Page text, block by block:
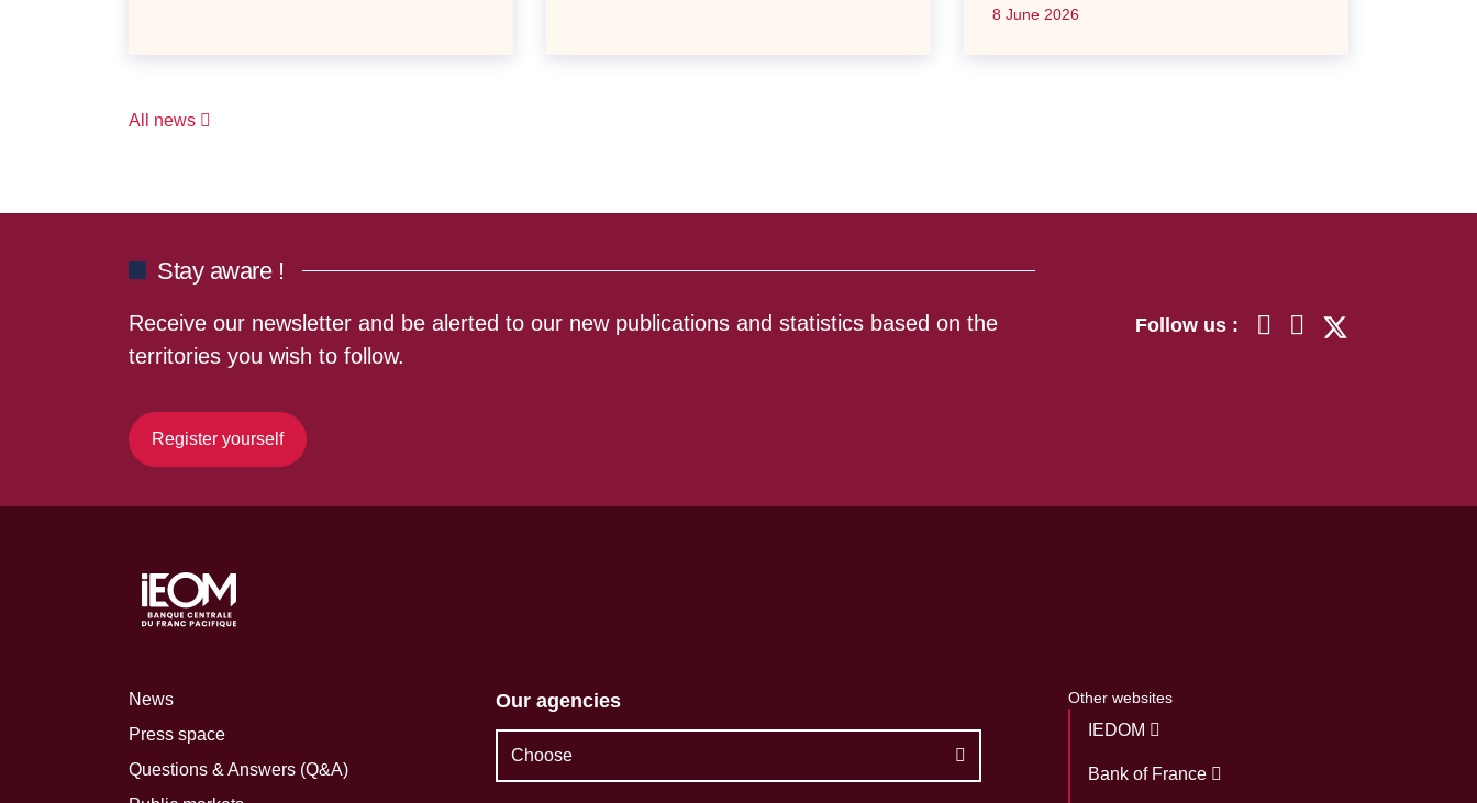
8 June 2026
All news
Stay aware !
Receive our newsletter and be alerted to our new publications and statistics based on the
territories you wish to follow.
Register yourself
Follow us :
News
Press space
Questions & Answers (Q&A)
Our agencies
Choose
Other websites
IEDOM
Bank of France